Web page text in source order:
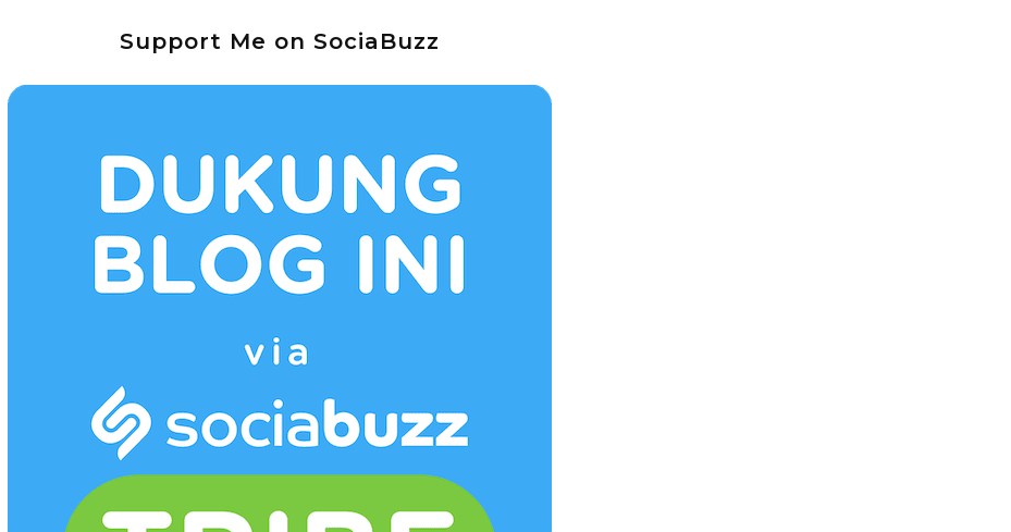
Support Me on SociaBuzz